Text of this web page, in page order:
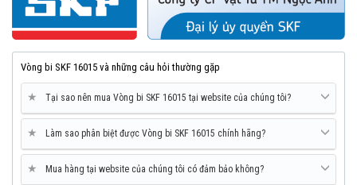
Vòng bi SKF 16015 và những câu hỏi thường gặp
★ Tại sao nên mua Vòng bi SKF 16015 tại website của chúng tôi?
★ Làm sao phân biệt được Vòng bi SKF 16015 chính hãng?
★ Mua hàng tại website của chúng tôi có đảm bảo không?